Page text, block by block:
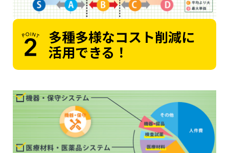
多種多様なコスト削減に
活用できる！